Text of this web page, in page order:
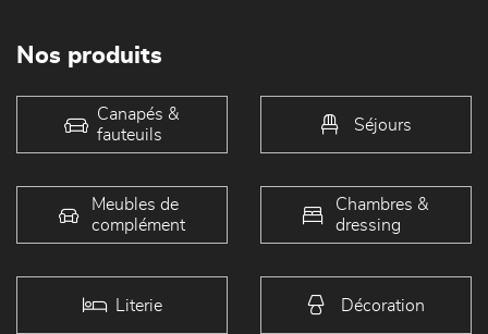
Nos produits
Canapés &
fauteuils
Séjours
Meubles de
complément
Chambres &
dressing
Literie Décoration